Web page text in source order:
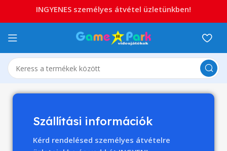
Szállítási információk
Kérd rendelésed személyes átvételre
INGYENES személyes átvétel üzletünkben!